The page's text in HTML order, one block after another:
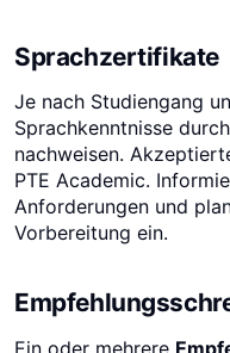
Sprachzertifikate
Je nach Studiengang
Sprachkenntnisse
nachweisen.
PTE Academic.
Anforderungen und
Vorbereitung ein.
Ein oder mehrere